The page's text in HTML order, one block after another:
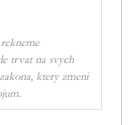
trvat na svych
ktery zmeni